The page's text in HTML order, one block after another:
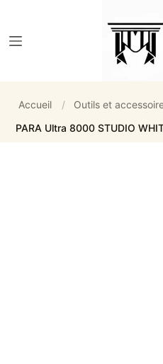
Accueil / Outils et
PARA Ultra 8000 STUDIO